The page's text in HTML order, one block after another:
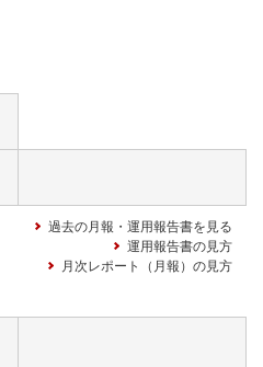
過去の月報・運用報告書を見る
運用報告書の見方
月次レポート（月報）の見方